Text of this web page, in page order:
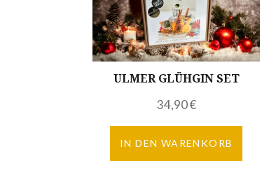
ULMER GLÜHGIN SET
34,90€
IN DEN WARENKORB